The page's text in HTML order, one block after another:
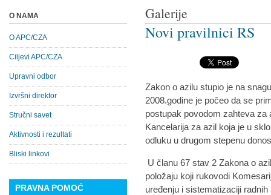
Galerije
Novi pravilnici RS
Zakon o azilu stupio je na
2008.godine je počeo da se
postupak povodom zahteva za
Kancelarija za azil koja je u
odluku u drugom stepenu
U članu 67 stav 2 Zakona o
položaju koji rukovodi
uređenju i sistematizaciji
O NAMA
O APC/CZA
Ciljevi APC/CZA
Upravni odbor
Izvršni direktor
Stručni savet
Aktivnosti i rezultati
Bliski linkovi
PRAVNA POMOĆ